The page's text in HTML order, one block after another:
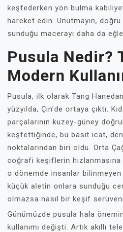
keşfederken yön bulma
hareket edin. Unutmayın,
sunduğu macerayı daha da
Pusula Nedir?
Modern
Pusula, ilk olarak Tang
yüzyılda, Çin'de ortaya çıktı.
parçalarının kuzey-güney
keşfettiğinde, bu basit icat,
noktalarından biri oldu. Orta
coğrafi keşiflerin hızlanmasına
o dönemde insanlar bilinmeyen
küçük aletin onlara sunduğu
olmazsa nasıl bir keşif serüveni
Günümüzde pusula hala
kullanımı değişti. Artık akıllı